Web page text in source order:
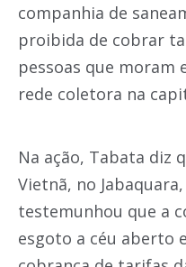
companhia de
proibida de cobrar
pessoas que moram
rede coletora na
Na ação, Tabata diz
Vietnã, no
testemunhou que a
esgoto a céu aberto